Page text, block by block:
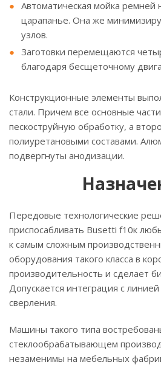
Автоматическая мойка ремней
царапанье. Она же
узлов.
Заготовки перемещаются
благодаря бесщеточному
Конструкционные элементы
стали. Причем все основные
пескоструйную обработку, а
полиуретановыми составами.
подвергнуты анодизации.
Передовые технологические
приспосабливать Busetti f10к
к самым сложным
оборудования такого класса в
производительность и сделает
Допускается интеграция с
сверления.
Машины такого типа
стеклообрабатывающем
незаменимы на мебельных